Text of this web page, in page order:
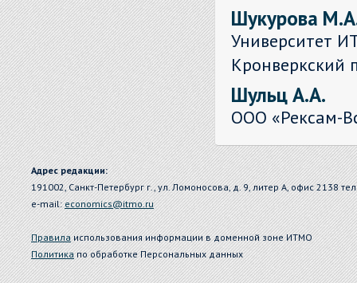
Шукурова
Университет
Кронверкский
Шульц А.А.
ООО «Рексам-
Адрес редакции:
191002, Санкт-Петербург г., ул. Ломоносова, д. 9, литер А, офис 2138
e-mail:economics@itmo.ru
Правилаиспользования информации в доменной зоне ИТМО
Политикапо обработке Персональных данных